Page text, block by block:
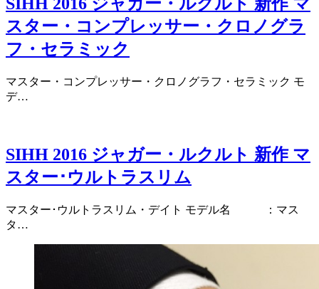
SIHH 2016 ジャガー・ルクルト 新作 マ
スター・コンプレッサー・クロノグラ
フ・セラミック
マスター・コンプレッサー・クロノグラフ・セラミック モ
デ…
SIHH 2016 ジャガー・ルクルト 新作 マ
スター･ウルトラスリム
マスター･ウルトラスリム・デイト モデル名 ：マス
タ…